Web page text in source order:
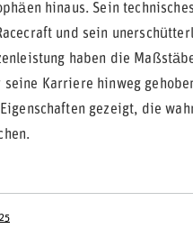
hinaus. Sein technisches
und sein
haben die
Karriere hinweg
gezeigt, die